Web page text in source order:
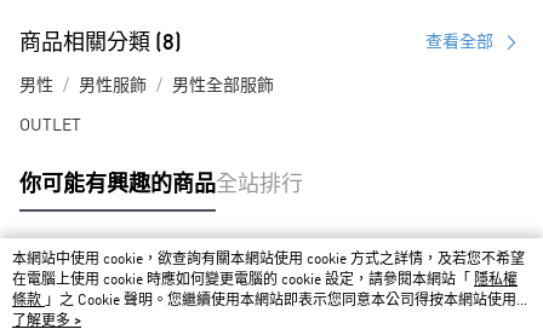
商品相關分類 (8) 查看全部
男性 男性服飾 男性全部服飾
OUTLET
你可能有興趣的商品全站排行
熱門標籤
本網站中使用 cookie，欲查詢有關本網站使用 cookie 方式之詳情，及若您不希望
在電腦上使用 cookie 時應如何變更電腦的 cookie 設定，請參閱本網站「
隱私權
條款 」之 Cookie 聲明。您繼續使用本網站即表示您同意本公司得按本網站使用條
款之 Cookie 聲明使用 cookie。
了解更多 >